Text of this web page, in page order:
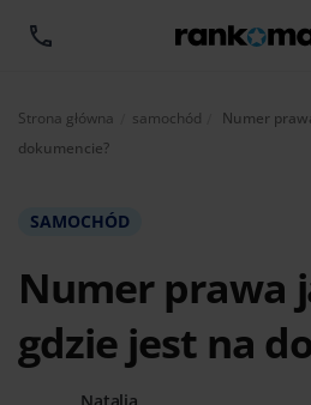
Strona główna samochód Aktualnie:
Numer
dokumencie?
SAMOCHÓD
Numer prawa
gdzie jest na